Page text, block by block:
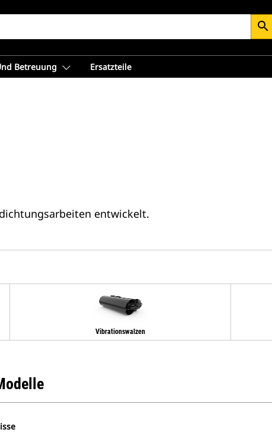
search
Betreuung Ersatzteile
entwickelt.
Vibrationswalzen